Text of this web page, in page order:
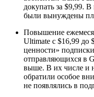
докупать за $9,99.
были вынуждены
Повышение
Ultimate с $16,99 до
ценности»
отправляющихся в
выше. В их числе и
обратили особое
не появлялись в